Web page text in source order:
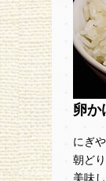
卵か
にぎ
朝ど
美味